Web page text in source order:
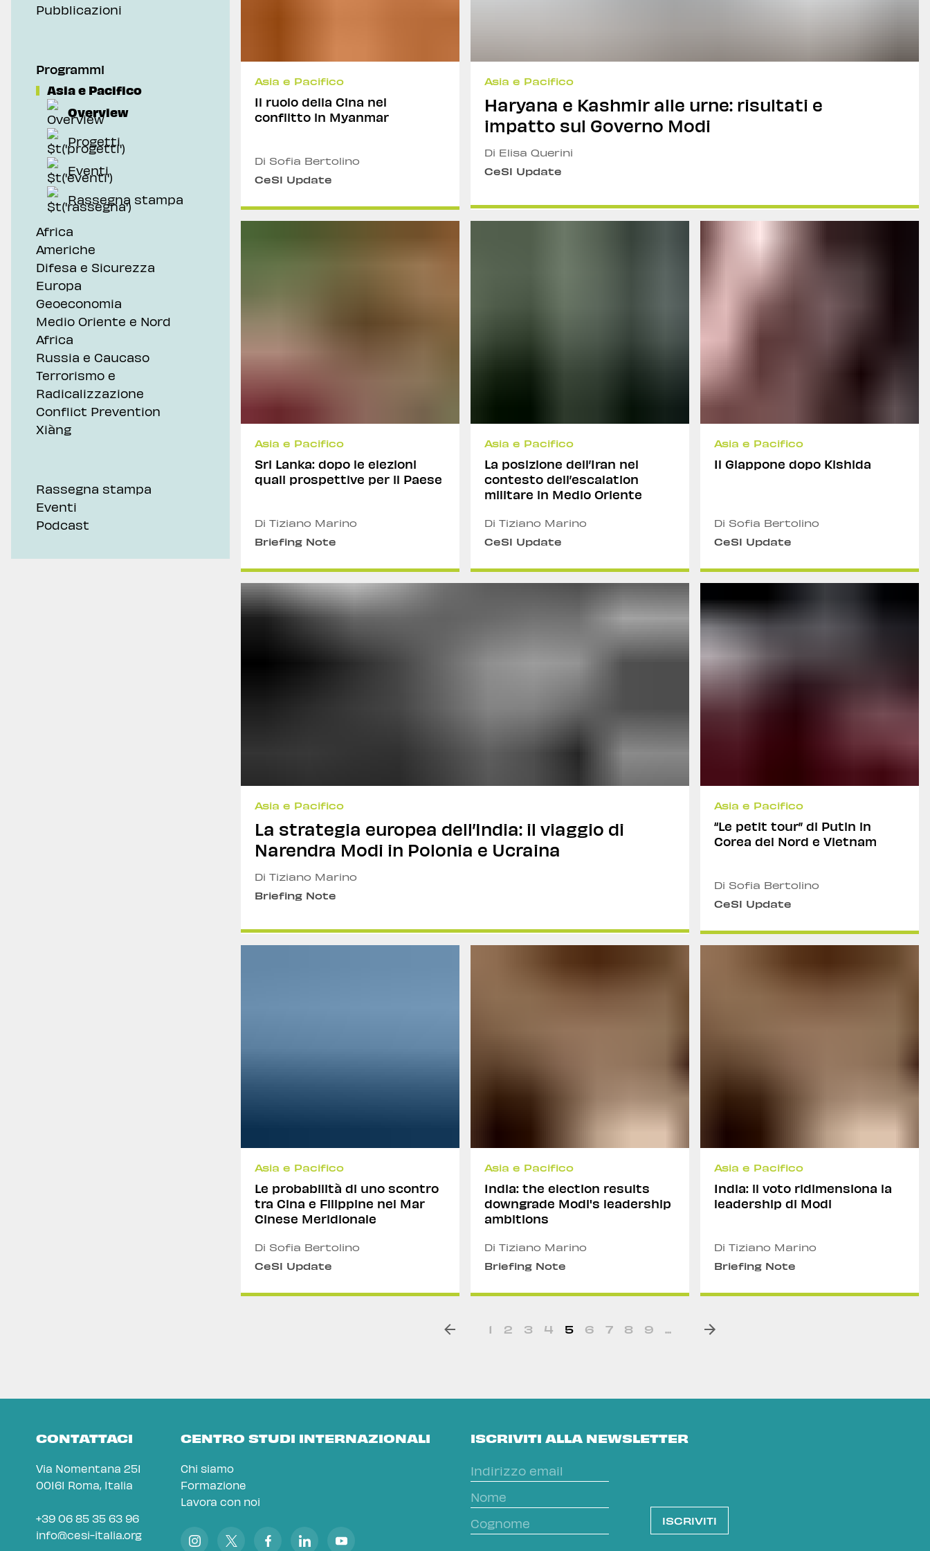
Pubblicazioni
Programmi
Asia e Pacifico
Overview
Progetti
Eventi
Rassegna stampa
Africa
Americhe
Difesa e Sicurezza
Europa
Geoeconomia
Medio Oriente e Nord
Africa
Russia e Caucaso
Terrorismo e
Radicalizzazione
Conflict Prevention
Xiàng
Rassegna stampa
Eventi
Podcast
Asia e Pacifico
Il ruolo della Cina nel
conflitto in Myanmar
Di Sofia Bertolino
CeSI Update
Asia e Pacifico
Haryana e Kashmir alle urne: risultati e
impatto sul Governo Modi
Di Elisa Querini
CeSI Update
Asia e Pacifico
Sri Lanka: dopo le elezioni
quali prospettive per il Paese
Di Tiziano Marino
Briefing Note
Asia e Pacifico
La posizione dell’Iran nel
contesto dell’escalation
militare in Medio Oriente
Di Tiziano Marino
CeSI Update
Asia e Pacifico
Il Giappone dopo Kishida
Di Sofia Bertolino
CeSI Update
Asia e Pacifico
La strategia europea dell’India: il viaggio di
Narendra Modi in Polonia e Ucraina
Di Tiziano Marino
Briefing Note
Asia e Pacifico
“Le petit tour” di Putin in
Corea del Nord e Vietnam
Di Sofia Bertolino
CeSI Update
Asia e Pacifico
Le probabilità di uno scontro
tra Cina e Filippine nel Mar
Cinese Meridionale
Di Sofia Bertolino
CeSI Update
Asia e Pacifico
India: the election results
downgrade Modi's leadership
ambitions
Di Tiziano Marino
Briefing Note
Asia e Pacifico
India: il voto ridimensiona la
leadership di Modi
Di Tiziano Marino
Briefing Note
1 2 3 4 5 6 7 8 9 ...
CONTATTACI
Via Nomentana 251
00161 Roma, Italia
+39 06 85 35 63 96
info@cesi-italia.org
CENTRO STUDI INTERNAZIONALI
Chi siamo
Formazione
Lavora con noi
ISCRIVITI ALLA NEWSLETTER